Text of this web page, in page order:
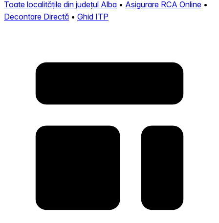
Toate localitățile din județul Alba • Asigurare RCA Online •
Decontare Directă • Ghid ITP